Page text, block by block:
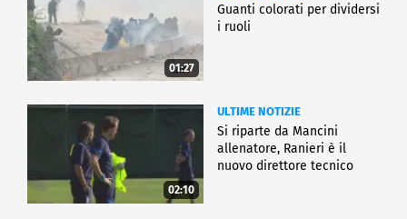
01:27
Guanti colorati per dividersi
i ruoli
02:10
ULTIME NOTIZIE
Si riparte da Mancini
allenatore, Ranieri è il
nuovo direttore tecnico